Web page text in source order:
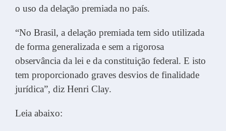
o uso da delação premiada no país.
“No Brasil, a delação premiada tem sido utilizada
de forma generalizada e sem a rigorosa
observância da lei e da constituição federal. E isto
tem proporcionado graves desvios de finalidade
jurídica”, diz Henri Clay.
Leia abaixo: